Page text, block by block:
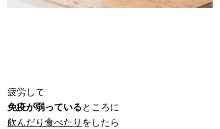
疲労して
免疫が弱っているところに
飲んだり食べたり をしたら